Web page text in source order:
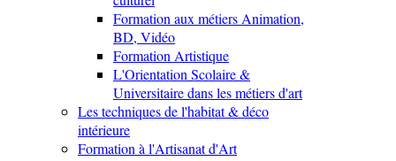
Formation aux métiers Animation,
BD, Vidéo
Formation Artistique
L'Orientation Scolaire &
Universitaire dans les métiers d'art
Les techniques de l'habitat & déco
intérieure
Formation à l'Artisanat d'Art